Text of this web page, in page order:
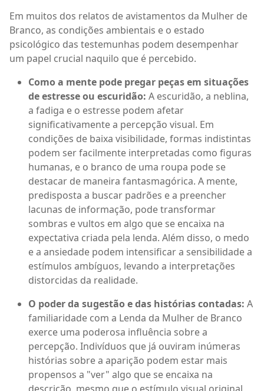
Em muitos dos relatos de avistamentos da Mulher de
Branco, as condições ambientais e o estado
psicológico das testemunhas podem desempenhar
um papel crucial naquilo que é percebido.
Como a mente pode pregar peças em situações
de estresse ou escuridão: A escuridão, a neblina,
a fadiga e o estresse podem afetar
significativamente a percepção visual. Em
condições de baixa visibilidade, formas indistintas
podem ser facilmente interpretadas como figuras
humanas, e o branco de uma roupa pode se
destacar de maneira fantasmagórica. A mente,
predisposta a buscar padrões e a preencher
lacunas de informação, pode transformar
sombras e vultos em algo que se encaixa na
expectativa criada pela lenda. Além disso, o medo
e a ansiedade podem intensificar a sensibilidade a
estímulos ambíguos, levando a interpretações
distorcidas da realidade.
O poder da sugestão e das histórias contadas: A
familiaridade com a Lenda da Mulher de Branco
exerce uma poderosa influência sobre a
percepção. Indivíduos que já ouviram inúmeras
histórias sobre a aparição podem estar mais
propensos a "ver" algo que se encaixa na